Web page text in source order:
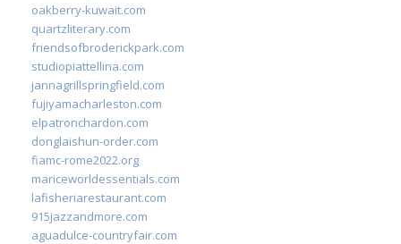
oakberry-kuwait.com
quartzliterary.com
friendsofbroderickpark.com
studiopiattellina.com
jannagrillspringfield.com
fujiyamacharleston.com
elpatronchardon.com
donglaishun-order.com
fiamc-rome2022.org
mariceworldessentials.com
lafisheriarestaurant.com
915jazzandmore.com
aguadulce-countryfair.com